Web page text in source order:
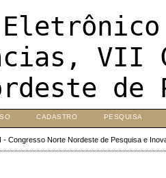
VII
de
CADASTRO PESQUISA
- Congresso Norte Nordeste de Pesquisa e